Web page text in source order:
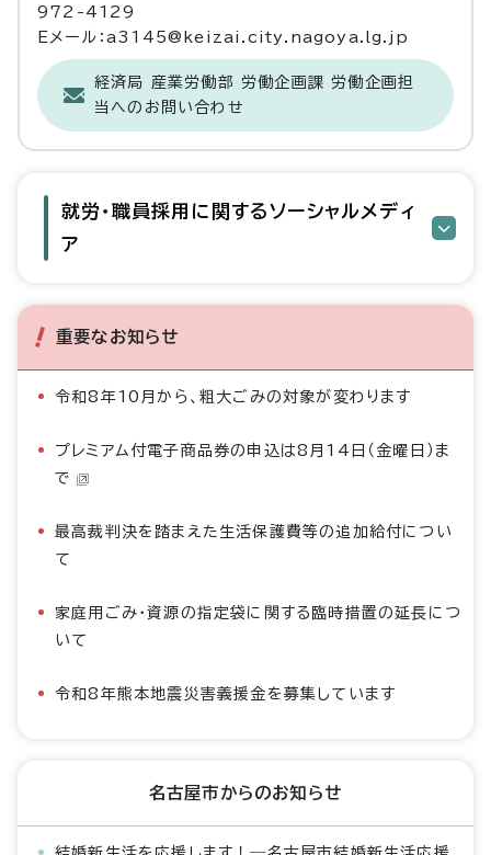
972-4129
Eメール：a3145@keizai.city.nagoya.lg.jp
経済局 産業労働部 労働企画課 労働企画担
当へのお問い合わせ
就労・職員採用に関するソーシャルメディ
ア
重要なお知らせ
令和8年10月から、粗大ごみの対象が変わります
プレミアム付電子商品券の申込は8月14日（金曜日）ま
で
最高裁判決を踏まえた生活保護費等の追加給付につい
て
家庭用ごみ・資源の指定袋に関する臨時措置の延長につ
いて
令和8年熊本地震災害義援金を募集しています
名古屋市からのお知らせ